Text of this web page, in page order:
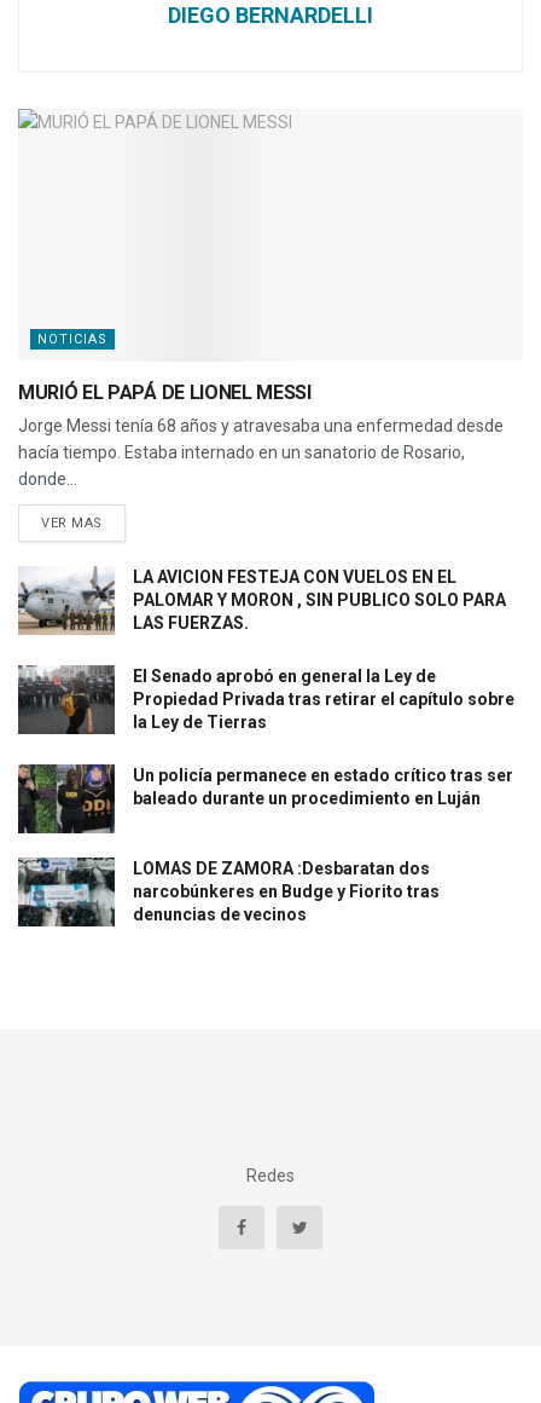
DIEGO BERNARDELLI
NOTICIAS
MURIÓ EL PAPÁ DE LIONEL MESSI
Jorge Messi tenía 68 años y atravesaba una enfermedad desde
hacía tiempo. Estaba internado en un sanatorio de Rosario,
donde...
VER MAS
LA AVICION FESTEJA CON VUELOS EN EL
PALOMAR Y MORON , SIN PUBLICO SOLO PARA
LAS FUERZAS.
El Senado aprobó en general la Ley de
Propiedad Privada tras retirar el capítulo sobre
la Ley de Tierras
Un policía permanece en estado crítico tras ser
baleado durante un procedimiento en Luján
LOMAS DE ZAMORA :Desbaratan dos
narcobúnkeres en Budge y Fiorito tras
denuncias de vecinos
Redes